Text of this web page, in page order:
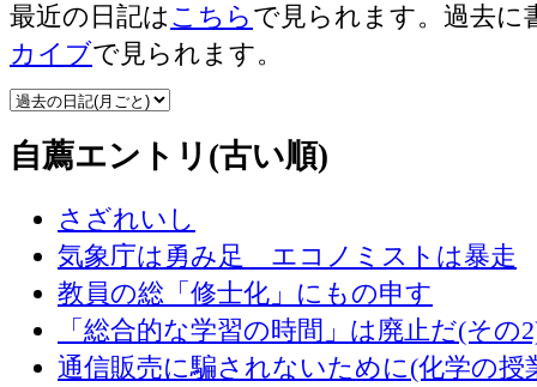
最近の日記は こちら で見られます。過去に
カイブで見られます。
自薦エントリ(古い順)
さざれいし
気象庁は勇み足 エコノミストは暴走
教員の総「修士化」にもの申す
「総合的な学習の時間」は廃止だ(その
通信販売に騙されないために(化学の授